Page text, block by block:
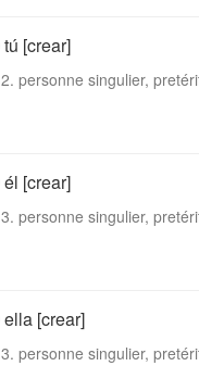
tú [crear]
2. personne singulier,
él [crear]
3. personne singulier,
ella [crear]
3. personne singulier,